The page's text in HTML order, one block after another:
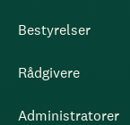
Bestyrelser
Rådgivere
Administratorer